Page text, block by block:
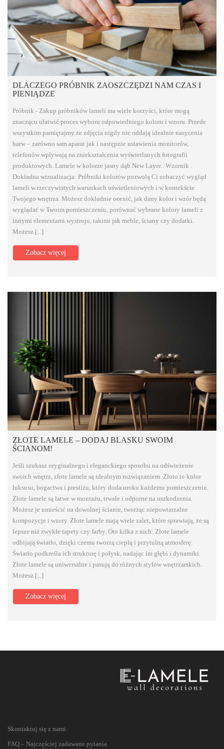
DLACZEGO PRÓBNIK ZAOSZCZĘDZI NAM CZAS I
PIENIĄDZE
Próbnik - Zakup próbników lameli ma wiele korzyści, które mogą
znacząco ułatwić proces wyboru odpowiedniego koloru i wzoru. Przede
wszystkim pamiętajmy że zdjęcia nigdy nie oddają idealnie nasycenia
barw – zarówno sam aparat jak i następnie ustawienia monitorów,
telefonów wpływają na zniekształcenia wyświetlanych fotografii
produktowych. Lamele w kolorze jasny dąb New Layer . Wzornik .
Dokładna wizualizacja: Próbniki kolorów pozwolą Ci zobaczyć wygląd
lameli w rzeczywistych warunkach oświetleniowych i w kontekście
Twojego wnętrza. Możesz dokładnie ocenić, jak dany kolor i wzór będą
wyglądać w Twoim pomieszczeniu, porównać wybrane kolory lameli z
innymi elementami wystroju, takimi jak meble, ściany czy dodatki.
Możesz [...]
Zobacz więcej
ZŁOTE LAMELE – DODAJ BLASKU SWOIM
ŚCIANOM!
Jeśli szukasz oryginalnego i eleganckiego sposobu na odświeżenie
swoich wnętrz, złote lamele są idealnym rozwiązaniem. Złoto to kolor
luksusu, bogactwa i prestiżu, który doda uroku każdemu pomieszczeniu.
Złote lamele są łatwe w montażu, trwałe i odporne na uszkodzenia.
Możesz je umieścić na dowolnej ścianie, tworząc niepowtarzalne
kompozycje i wzory. Złote lamele mają wiele zalet, które sprawiają, że są
lepsze niż zwykłe tapety czy farby. Oto kilka z nich: Złote lamele
odbijają światło, dzięki czemu tworzą ciepłą i przytulną atmosferę.
Światło podkreśla ich strukturę i połysk, nadając im głębi i dynamiki.
Złote lamele są uniwersalne i pasują do różnych stylów wnętrzarskich.
Możesz [...]
Zobacz więcej
Skontaktuj się z nami
FAQ – Najczęściej zadawane pytania